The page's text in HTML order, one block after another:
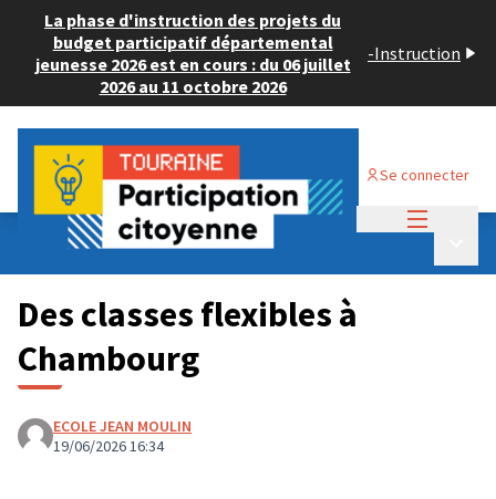
La phase d'instruction des projets du
budget participatif départemental
jeunesse 2026 est en cours : du 06 juillet
2026 au 11 octobre 2026
-Instruction
Se connecter
Budget Participatif JEUNESSE 2026
💡 Consulter les projets déposés
Des classes flexibles à
Chambourg
ECOLE JEAN MOULIN
19/06/2026 16:34